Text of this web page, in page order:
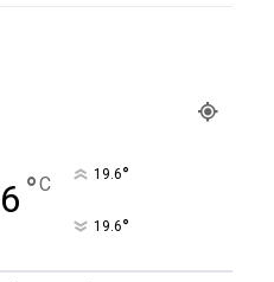
°C 19.6°
19.6°